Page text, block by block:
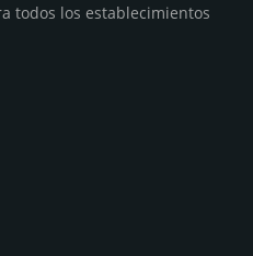
todos los establecimientos